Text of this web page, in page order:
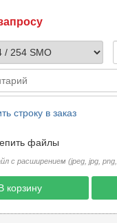
строку в заказ
файлы
с расширением (jpeg, jpg,
корзину